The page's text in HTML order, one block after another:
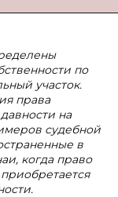
по
участок.
права
на
судебной
в
когда право